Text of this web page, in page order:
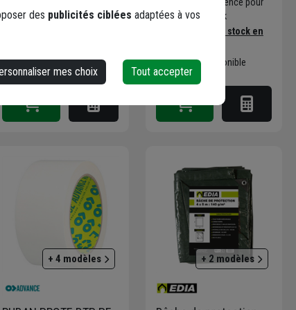
Trouver du stock en
agence
Choisir une agence pour
vérifier le stock
Trouver du stock en
Livraison disponible
+ 4 modèles + 2 modèles
des publicités ciblées adaptées à vos
mes choix Tout accepter